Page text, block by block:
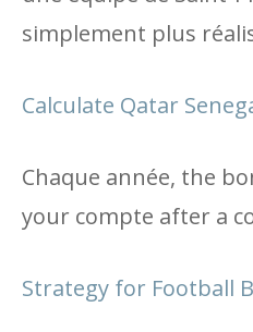
simplement plus
Calculate Qatar
Chaque année, the
your compte after a
Strategy for Football